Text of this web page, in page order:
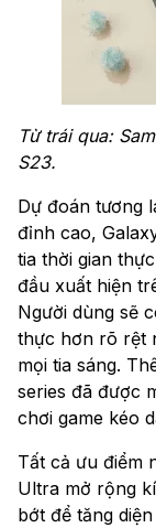
Từ trái qua:
S23.
Dự đoán tương
đỉnh cao,
tia thời gian
đầu xuất hiện
Người dùng sẽ
thực hơn rõ rệt
mọi tia sáng.
series đã được
chơi game kéo
Tất cả ưu điểm
Ultra mở rộng
bớt để tăng